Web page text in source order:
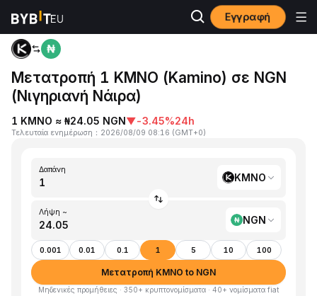
Εγγραφή
Αρχική KMNO to NGN
Μετατροπή 1 KMNO (Kamino) σε NGN
(Νιγηριανή Νάιρα)
1 KMNO ≈ ₦24.05 NGN▼-3.45%24h
Τελευταία ενημέρωση ： 2026/08/09 08:16 (GMT+0)
Δαπάνη
KMNO
Λήψη ~
NGN
0.001 0.01 0.1 1 5 10 100
Μετατροπή KMNO to NGN
Μηδενικές προμήθειες · 350+ κρυπτονομίσματα · 40+ νομίσματα fiat